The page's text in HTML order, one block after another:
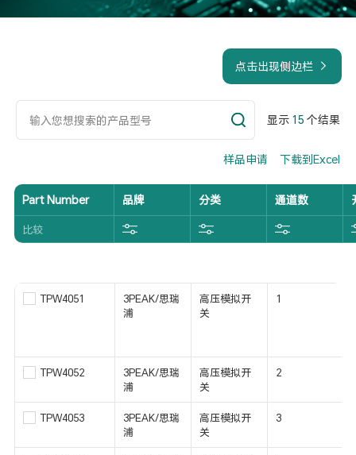
点击出现侧边栏
显示 15 个结果
样品申请 下载到Excel
Part Number 品牌 分类 通道数
比较
TPW4051
3PEAK/思瑞
浦
高压模拟开
关
1
TPW4052
3PEAK/思瑞
浦
高压模拟开
关
2
TPW4053
3PEAK/思瑞
浦
高压模拟开
关
3